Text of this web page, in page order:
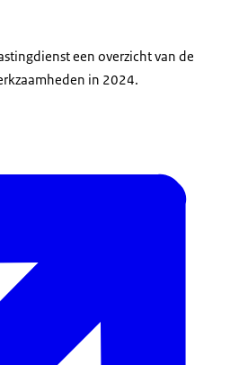
een overzicht van de
in 2024.